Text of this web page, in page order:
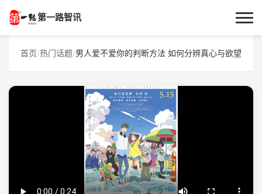
第一路智讯
首页
首页 /热门话题/男人爱不爱你的判断方法 如何分辨真心与欲望